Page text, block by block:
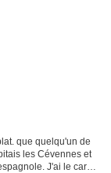
que quelqu'un de
les Cévennes et
J'ai le carré